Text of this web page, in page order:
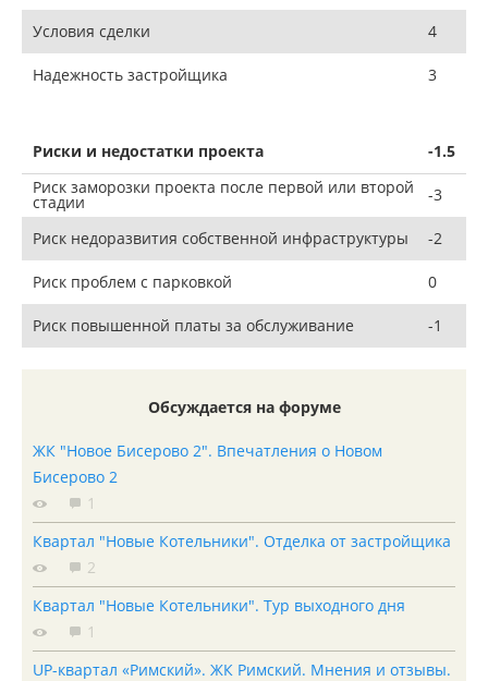
Условия сделки 4
Надежность застройщика 3
Риски и недостатки проекта
-1.5
Риск заморозки проекта после первой или второй
стадии -3
Риск недоразвития собственной инфраструктуры -2
Риск проблем с парковкой 0
Риск повышенной платы за обслуживание -1
Обсуждается на форуме
ЖК "Новое Бисерово 2". Впечатления о Новом
Бисерово 2
1
Квартал "Новые Котельники". Отделка от застройщика
2
Квартал "Новые Котельники". Тур выходного дня
1
UP-квартал «Римский». ЖК Римский. Мнения и отзывы.